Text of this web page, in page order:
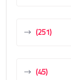
(251)
(45)